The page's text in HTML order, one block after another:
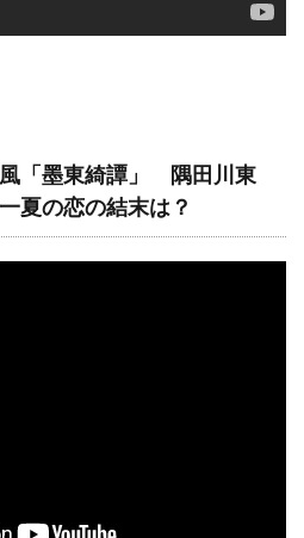
風「墨東綺譚」 隅田川東
夏の恋の結末は？